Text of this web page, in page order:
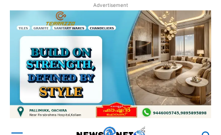
Advertisement